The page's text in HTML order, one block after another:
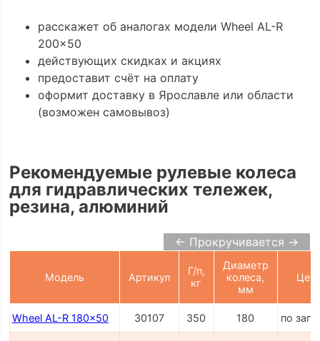
расскажет об аналогах модели Wheel AL-R
200x50
действующих скидках и акциях
предоставит счёт на оплату
оформит доставку в Ярославле или области
(возможен самовывоз)
Рекомендуемые рулевые колеса
для гидравлических тележек,
резина, алюминий
← Прокручивается →
Модель Артикул
Г/п,
кг
Диаметр
колеса,
мм
Wheel AL-R 180x50 30107 350 180 по